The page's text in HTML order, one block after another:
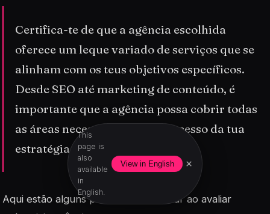
This
page is
also
available
in
English.
View in English ×
Certifica-te de que a agência escolhida
oferece um leque variado de serviços que se
alinham com os teus objetivos específicos.
Desde SEO até marketing de conteúdo, é
importante que a agência possa cobrir todas
as áreas necessárias para o sucesso da tua
estratégia digital.
Aqui estão alguns pontos a considerar ao avaliar